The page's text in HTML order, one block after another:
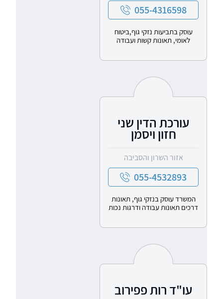
055-4316598
עוסק בתביעות נזקי גוף,ביטוח
לאומי, תאונות קשות ועבודה
עורכת הדין שני
חזון ויסמן
אזור השרון והסביבה
055-4532893
המשרד עוסק בנזקי גוף, תאונות
דרכים תאונות עבודה ודרגות נכות
עו"ד רות פפירוב